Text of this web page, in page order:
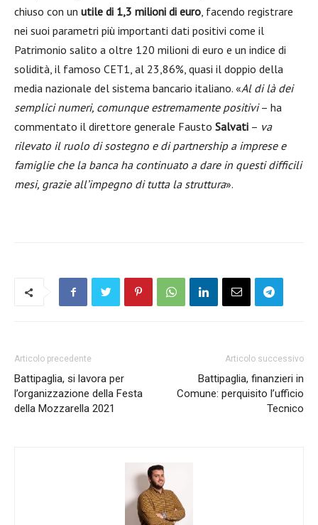
chiuso con un utile di 1,3 milioni di euro, facendo registrare
nei suoi parametri più importanti dati positivi come il
Patrimonio salito a oltre 120 milioni di euro e un indice di
solidità, il famoso CET1, al 23,86%, quasi il doppio della
media nazionale del sistema bancario italiano. «Al di là dei
semplici numeri, comunque estremamente positivi– ha
commentato il direttore generale Fausto Salvati – va
rilevato il ruolo di sostegno e di partnership a imprese e
famiglie che la banca ha continuato a dare in questi difficili
mesi, grazie all’impegno di tutta la struttura».
Articolo precedente
Battipaglia, si lavora per
l’organizzazione della Festa
della Mozzarella 2021
Articolo successivo
Battipaglia, finanzieri in
Comune: perquisito l’ufficio
Tecnico